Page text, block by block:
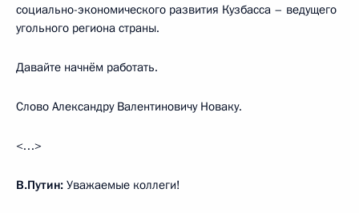
социально-экономического развития Кузбасса – ведущего
угольного региона страны.
Давайте начнём работать.
Слово Александру Валентиновичу Новаку.
<…>
В.Путин: Уважаемые коллеги!